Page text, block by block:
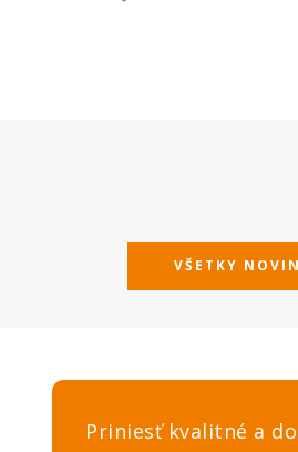
VŠETKY
Priniesť kvalitné a